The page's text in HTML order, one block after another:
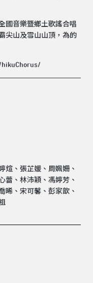
國音樂暨鄉土歌謠合唱
尖山及雪山山頂，為的
煊、張芷媛、周姵姍、
蕾、林沛穎、馮婷芳、
晞、宋可馨、彭家歆、